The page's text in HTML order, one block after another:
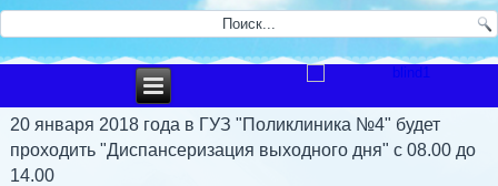
20 января 2018 года в ГУЗ "Поликлиника №4" будет
проходить "Диспансеризация выходного дня" с 08.00 до
14.00